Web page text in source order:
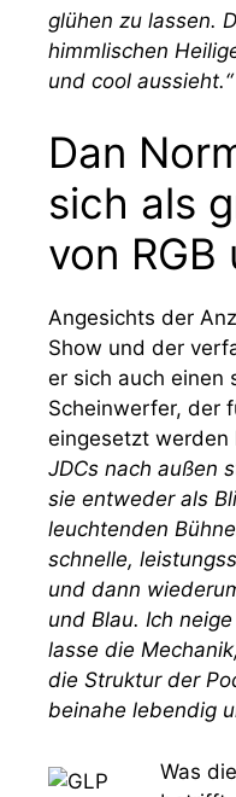
glühen zu lassen.
himmlischen
und cool aussieht.“
Dan
sich als
von RGB
Angesichts der
Show und der
er sich auch einen
Scheinwerfer, der
eingesetzt werden
JDCs nach außen
sie entweder als
leuchtenden
schnelle,
und dann
und Blau. Ich
lasse die
die Struktur der
beinahe lebendig
Was